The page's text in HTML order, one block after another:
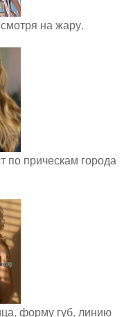
на жару.
по прическам города
форму губ, линию